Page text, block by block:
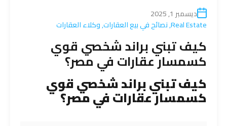
ديسمبر 1, 2025
Real Estate
,نصائح في بيع العقارات,وكلاء العقارات
كيف تبني براند شخصي قوي
كسمسار عقارات في مصر؟
كيف تبني براند شخصي قوي
كسمسار عقارات في مصر؟